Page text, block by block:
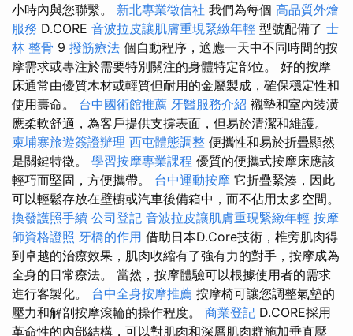
小時內與您聯繫。 新北專業徵信社 我們為每個 高品質外燴
服務 D.CORE 音波拉皮讓肌膚重現緊緻年輕 型號配備了 士
林 整骨 9 撥筋療法 個自動程序，適應一天中不同時間的按
摩需求或專注於需要特別關注的身體特定部位。 好的按摩
床通常由優質木材或輕質但耐用的金屬製成，確保穩定性和
使用壽命。 台中國術館推薦 牙醫服務介紹 襯墊和室內裝潢
應柔軟舒適，為客戶提供支撐表面，但易於清潔和維護。
柬埔寨旅遊簽證辦理 西屯體態調整 便攜性和易於折疊顯然
是關鍵特徵。 學習按摩專業課程 優質的便攜式按摩床應該
輕巧而堅固，方便攜帶。 台中運動按摩 它折疊緊湊，因此
可以輕鬆存放在壁櫥或汽車後備箱中，而不佔用太多空間。
換發護照手續 公司登記 音波拉皮讓肌膚重現緊緻年輕 按摩
師資格證照 牙橋的作用 借助日本D.Core技術，椎旁肌肉得
到卓越的治療效果，肌肉收縮有了強有力的對手，按摩成為
全身的日常療法。 當然，按摩體驗可以根據使用者的需求
進行客製化。 台中全身按摩推薦 按摩椅可讓您調整氣墊的
壓力和解剖按摩滾輪的操作程度。 商業登記 D.CORE採用
革命性的內部結構，可以對肌肉和深層肌肉群施加垂直壓